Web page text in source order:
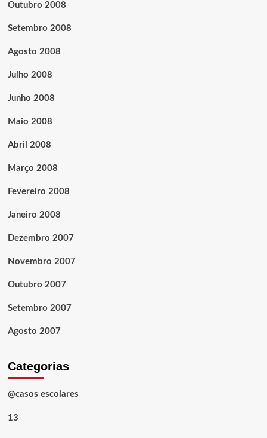
Outubro 2008
Setembro 2008
Agosto 2008
Julho 2008
Junho 2008
Maio 2008
Abril 2008
Março 2008
Fevereiro 2008
Janeiro 2008
Dezembro 2007
Novembro 2007
Outubro 2007
Setembro 2007
Agosto 2007
Categorias
@casos escolares
13